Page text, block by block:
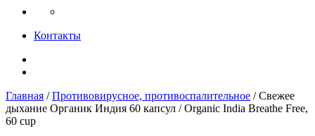
Контакты
Главная /Противовирусное, противоспалительное / Свежее
дыхание Органик Индия 60 капсул / Organic India Breathe Free,
60 cup